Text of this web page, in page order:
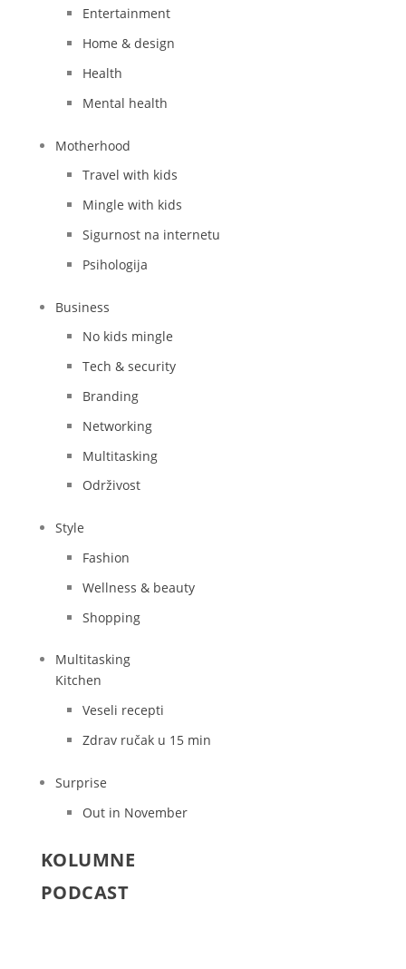
Entertainment
Home & design
Health
Mental health
Motherhood
Travel with kids
Mingle with kids
Sigurnost na internetu
Psihologija
Business
No kids mingle
Tech & security
Branding
Networking
Multitasking
Održivost
Style
Fashion
Wellness & beauty
Shopping
Multitasking
Kitchen
Veseli recepti
Zdrav ručak u 15 min
Surprise
Out in November
KOLUMNE
PODCAST